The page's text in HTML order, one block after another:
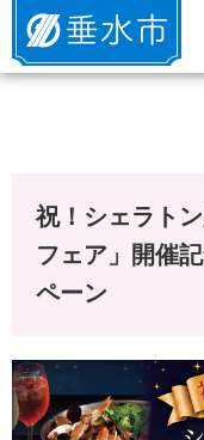
垂水市
祝！シェラト
フェア」開催
ペーン